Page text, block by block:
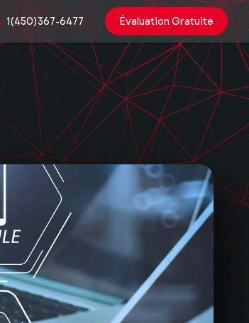
1(450)367-6477 Évaluation Gratuite